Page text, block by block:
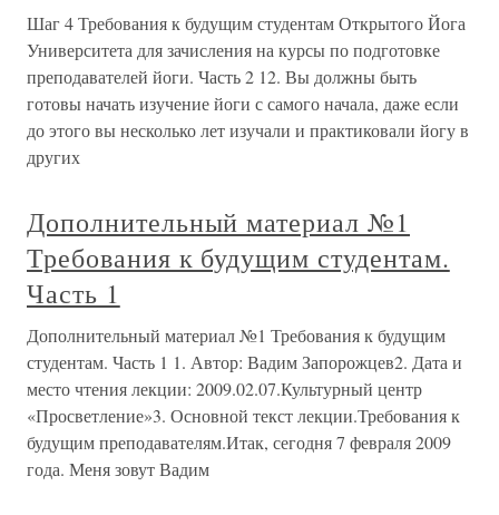
Шаг 4 Требования к будущим студентам Открытого Йога
Университета для зачисления на курсы по подготовке
преподавателей йоги. Часть 2 12. Вы должны быть
готовы начать изучение йоги с самого начала, даже если
до этого вы несколько лет изучали и практиковали йогу в
других
Дополнительный материал №1
Требования к будущим студентам.
Часть 1
Дополнительный материал №1 Требования к будущим
студентам. Часть 1 1. Автор: Вадим Запорожцев2. Дата и
место чтения лекции: 2009.02.07.Культурный центр
«Просветление»3. Основной текст лекции.Требования к
будущим преподавателям.Итак, сегодня 7 февраля 2009
года. Меня зовут Вадим